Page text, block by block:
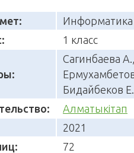
Информатика
1 класс
Сагинбаева А.,
Бидайбеков Е.
Алматыкітап
2021
72